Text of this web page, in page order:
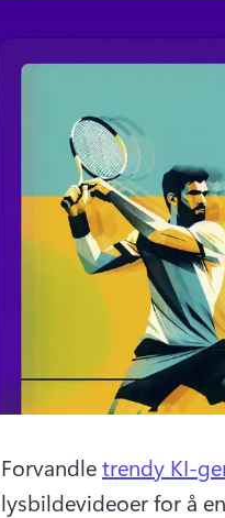
Forvandle trendy KI-
lysbildevideoer for å